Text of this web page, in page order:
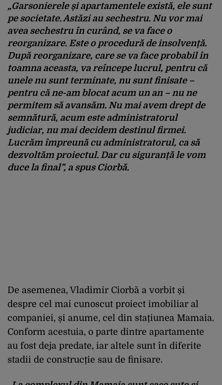
„Garsonierele și apartamentele există, elesunt
pe societate. Astăziau sechestru. Nu vor mai
avea sechestru în curând, se va face o
reorganizare. Este o procedurăde insolvență.
După reorganizare, care se va face probabil în
toamna aceasta, va reîncepe lucrul, pentru că
unelenu sunt terminate, nu sunt finisate –
pentru căne-am blocat acum un an – nu ne
permitem să avansăm. Nu mai avem dreptde
semnătură, acum este administratorul
judiciar, nu mai decidem destinul firmei.
Lucrăm împreunăcu administratorul, ca să
dezvoltăm proiectul. Dar cu siguranțăle vom
ducela final”, a spus Ciorbă.
De asemenea, Vladimir Ciorbă a vorbit și
despre cel mai cunoscut proiect imobiliar al
companiei, și anume, cel din stațiunea Mamaia.
Conform acestuia, o parte dintre apartamente
au fost deja predate, iar altele sunt în diferite
stadii de construcție sau de finisare.